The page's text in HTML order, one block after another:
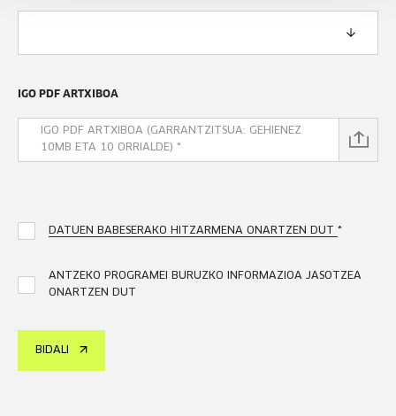
IGO PDF ARTXIBOA
IGO PDF ARTXIBOA (GARRANTZITSUA: GEHIENEZ
10MB ETA 10 ORRIALDE) *
DATUEN BABESERAKO HITZARMENA ONARTZEN DUT *
ANTZEKO PROGRAMEI BURUZKO INFORMAZIOA JASOTZEA
ONARTZEN DUT
BIDALI